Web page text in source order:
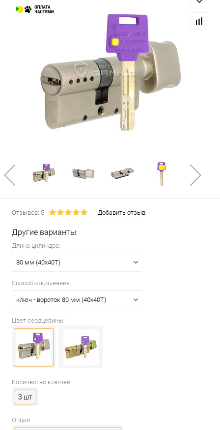
Отзывов: 5 Добавить отзыв
Другие варианты:
Длина цилиндра:
80 мм (40x40T)
Способ открывания:
ключ - вороток 80 мм (40x40T)
Цвет сердцевины:
Количество ключей:
3 шт
Опции: